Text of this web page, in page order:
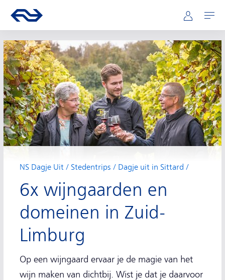
Hoofdnavigatie
Ga naar de homepage van ns.nl Mijn NS
Openen
NS Dagje Uit Stedentrips Dagje uit in Sittard
6x wijngaarden en
domeinen in Zuid-
Limburg
Op een wijngaard ervaar je de magie van het
wijn maken van dichtbij. Wist je dat je daarvoor